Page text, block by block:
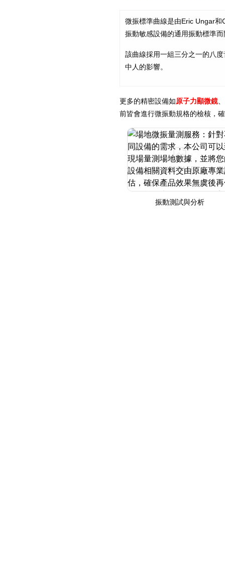
微振標準曲線是由Eric Ungar
振動敏感設備的通用振動標準
該曲線採用一組三分之一的八
中人的影響。
更多的精密設備如原子力顯微鏡、
前皆會進行微振動規格的檢核，
振動測試與分析